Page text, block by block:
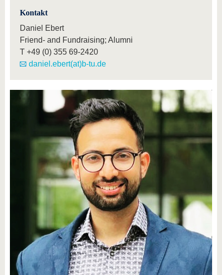
Kontakt
Daniel Ebert
Friend- and Fundraising; Alumni
T +49 (0) 355 69-2420
daniel.ebert(at)b-tu.de